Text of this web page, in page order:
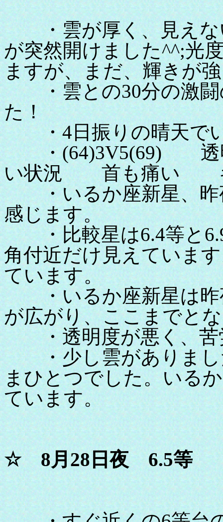
・雲が厚く、見えな
が突然開けました^^;光
ますが、まだ、輝きが
・雲との30分の激闘
た！
・4日振りの晴天でい
・(64)3V5(69) 透
い状況 首も痛い
・いるか座新星、昨
感じます。
・比較星は6.4等と6.9
角付近だけ見えていま
ています。
・いるか座新星は昨
が広がり、ここまでと
・透明度が悪く、苦
・少し雲がありまし
まひとつでした。いる
ています。
☆ 8月28日夜 6.5等